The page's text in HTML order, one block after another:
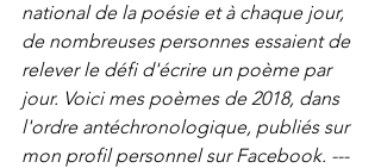
national de la poésie et à chaque jour,
de nombreuses personnes essaient de
relever le défi d'écrire un poème par
jour. Voici mes poèmes de 2018, dans
l'ordre antéchronologique, publiés sur
mon profil personnel sur Facebook. ---